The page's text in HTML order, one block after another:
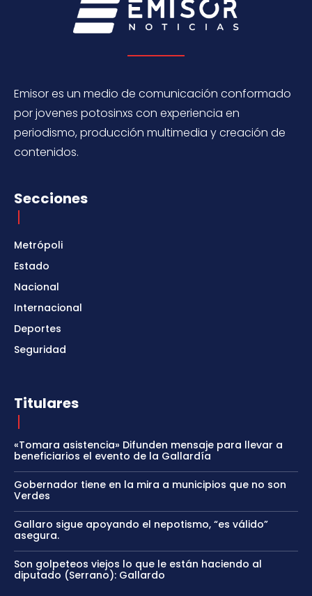
Emisor es un medio de comunicación conformado
por jovenes potosinxs con experiencia en
periodismo, producción multimedia y creación de
contenidos.
Secciones
Metrópoli
Estado
Nacional
Internacional
Deportes
Seguridad
Titulares
«Tomara asistencia» Difunden mensaje para llevar a
beneficiarios el evento de la Gallardía
Gobernador tiene en la mira a municipios que no son
Verdes
Gallaro sigue apoyando el nepotismo, “es válido”
asegura.
Son golpeteos viejos lo que le están haciendo al
diputado (Serrano): Gallardo